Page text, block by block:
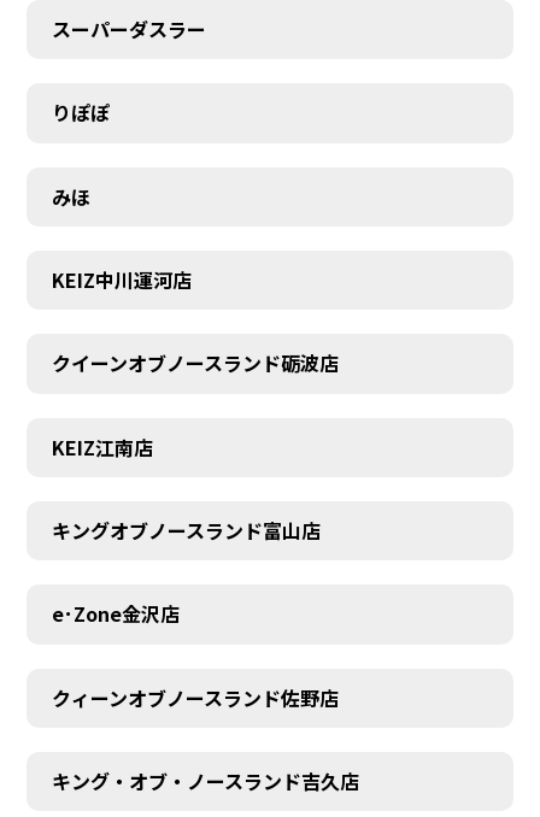
スーパーダスラー
りぽぽ
みほ
KEIZ中川運河店
クイーンオブノースランド砺波店
KEIZ江南店
キングオブノースランド富山店
e･Zone金沢店
クィーンオブノースランド佐野店
キング・オブ・ノースランド吉久店